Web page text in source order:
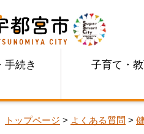
手続き 子育て・
トップページ > よくある質問 >